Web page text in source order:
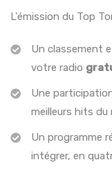
L'émission du Top
Un classement
votre radio
Une
meilleurs hits du
Un programme
intégrer, en